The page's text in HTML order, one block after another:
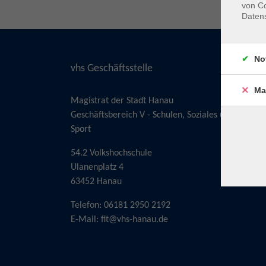
vhs Geschäftsstelle
Magistrat der Stadt Hanau
Geschäftsbereich V - Schulen, Soziales und
Sport
54.2 Volkshochschule
Ulanenplatz 4
63452 Hanau
Telefon: 06181 2950 2192
E-Mail: fit@vhs-hanau.de
von